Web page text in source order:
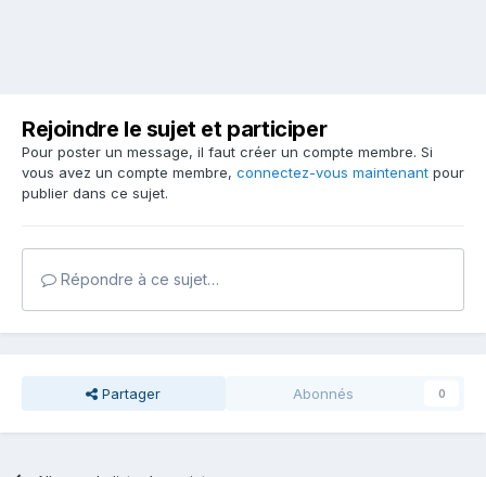
Rejoindre le sujet et participer
Pour poster un message, il faut créer un compte membre. Si
vous avez un compte membre, connectez-vous maintenant pour
publier dans ce sujet.
Répondre à ce sujet…
Partager Abonnés 0